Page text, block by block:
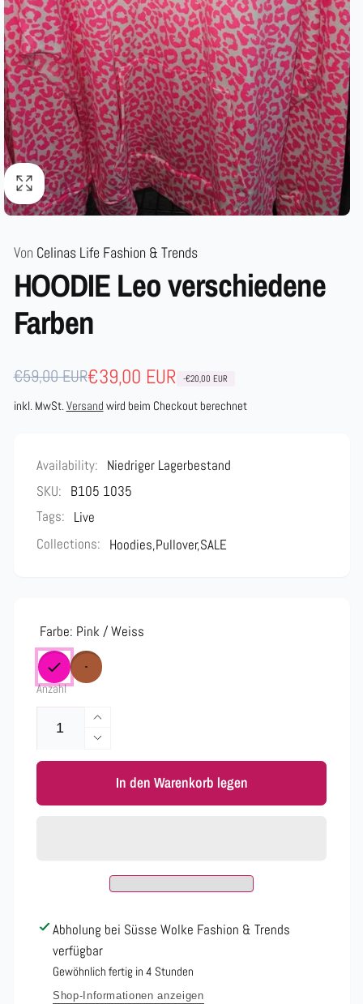
Von Celinas Life Fashion & Trends
HOODIE Leo verschiedene
Farben
Normaler
Preis
€59,00 EUR
Verkaufspreis€39,00 EUR -€20,00 EUR
inkl. MwSt.Versand wird beim Checkout berechnet
Availability: Niedriger Lagerbestand
SKU: B105 1035
Tags: Live
Collections: Hoodies,Pullover,SALE
Farbe: Pink / Weiss
Anzahl
Erhöhe
die
Menge
Verringere
die
Menge
für
Farben
In den Warenkorb legen
Abholung bei Süsse Wolke Fashion & Trends
verfügbar
Gewöhnlich fertig in 4 Stunden
Shop-Informationen anzeigen